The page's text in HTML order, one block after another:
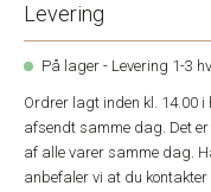
Levering
På lager - Levering 1-3
Ordrer lagt inden kl. 14.00
afsendt samme dag. Det
af alle varer samme dag.
anbefaler vi at du